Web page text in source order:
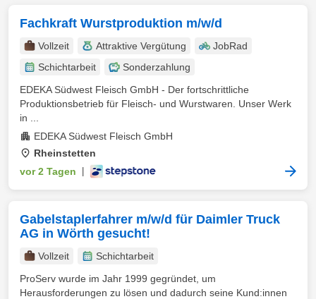
Fachkraft Wurstproduktion m/w/d
Vollzeit Attraktive Vergütung
JobRad
Schichtarbeit
Sonderzahlung
EDEKA Südwest Fleisch GmbH - Der fortschrittliche
Produktionsbetrieb für Fleisch- und Wurstwaren. Unser Werk
in ...
EDEKA Südwest Fleisch GmbH
Rheinstetten
vor 2 Tagen
Gabelstaplerfahrer m/w/d für Daimler Truck
AG in Wörth gesucht!
Vollzeit
Schichtarbeit
ProServ wurde im Jahr 1999 gegründet, um
Herausforderungen zu lösen und dadurch seine Kund:innen